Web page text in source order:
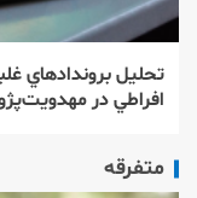
تحليل بروندادهاي
افراطي در
متفرقه